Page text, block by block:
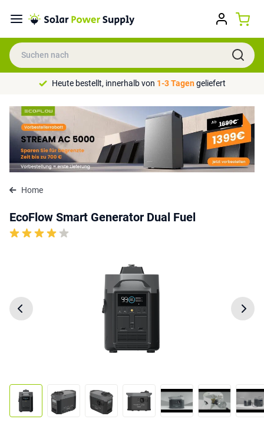
Heute bestellt, innerhalb von 1-3 Tagengeliefert
Home
EcoFlow Smart Generator Dual Fuel